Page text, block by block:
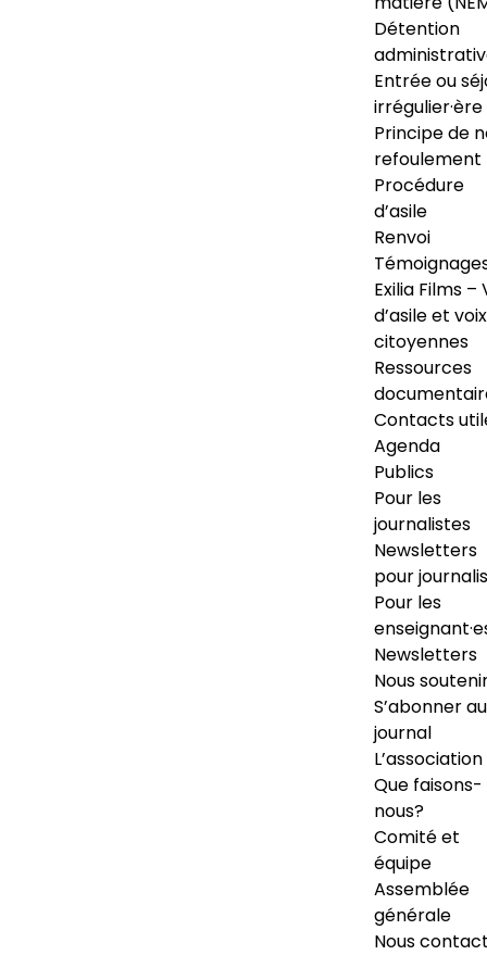
Détention
Entrée ou
irrégulier·ère
Principe de
refoulement
Procédure
d’asile
Renvoi
Exilia Films –
d’asile et voix
citoyennes
Ressources
Contacts
Agenda
Publics
Pour les
journalistes
Newsletters
pour
Pour les
Newsletters
Nous
S’abonner au
journal
L’association
Que faisons-
nous?
Comité et
équipe
Assemblée
générale
Nous